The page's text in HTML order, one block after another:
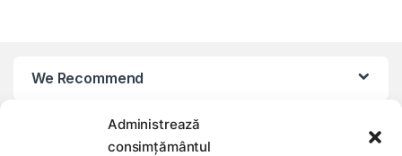
Administrează
consimțământul
We Recommend
My Account